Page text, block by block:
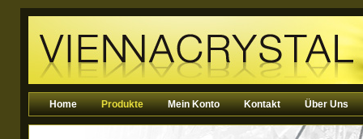
Home Produkte Mein Konto Kontakt Über Uns